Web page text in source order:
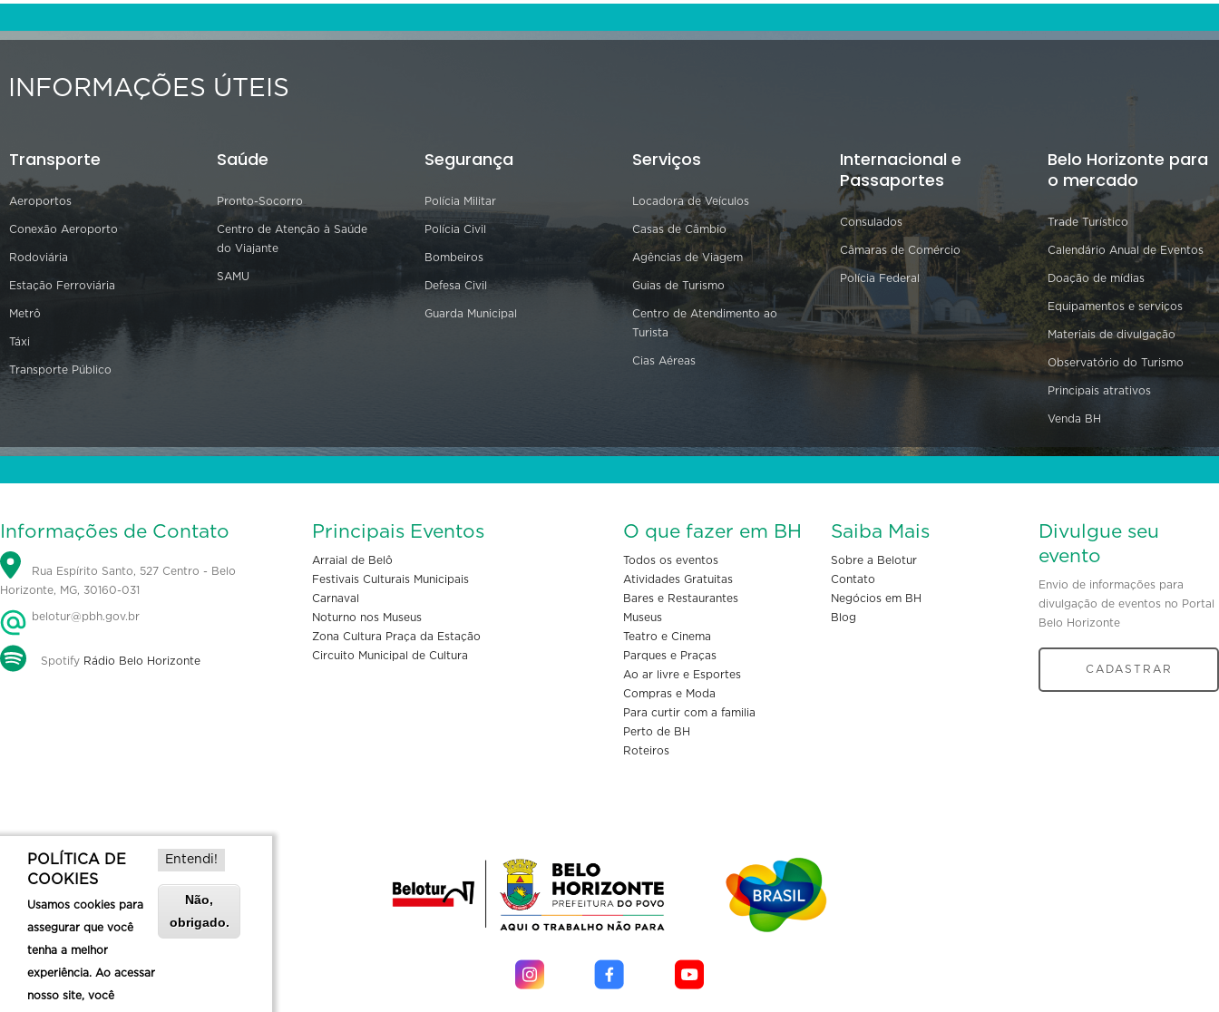
INFORMAÇÕES ÚTEIS
Transporte
Aeroportos
Conexão Aeroporto
Rodoviária
Estação Ferroviária
Metrô
Táxi
Transporte Público
Saúde
Pronto-Socorro
Centro de Atenção à Saúde
do Viajante
SAMU
Segurança
Polícia Militar
Polícia Civil
Bombeiros
Defesa Civil
Guarda Municipal
Serviços
Locadora de Veículos
Casas de Câmbio
Agências de Viagem
Guias de Turismo
Centro de Atendimento ao
Turista
Cias Aéreas
Internacional e
Passaportes
Consulados
Câmaras de Comércio
Polícia Federal
Belo Horizonte para
o mercado
Trade Turístico
Calendário Anual de Eventos
Doação de mídias
Equipamentos e serviços
Materiais de divulgação
Observatório do Turismo
Principais atrativos
Venda BH
Informações de Contato
Rua Espírito Santo, 527 Centro - Belo
Horizonte, MG, 30160-031
belotur@pbh.gov.br
Spotify Rádio Belo Horizonte
Principais Eventos
Arraial de Belô
Festivais Culturais Municipais
Carnaval
Noturno nos Museus
Zona Cultura Praça da Estação
Circuito Municipal de Cultura
O que fazer em BH
Todos os eventos
Atividades Gratuitas
Bares e Restaurantes
Museus
Teatro e Cinema
Parques e Praças
Ao ar livre e Esportes
Compras e Moda
Para curtir com a familia
Perto de BH
Roteiros
Saiba Mais
Sobre a Belotur
Contato
Negócios em BH
Blog
Divulgue seu
evento
Envio de informações para
divulgação de eventos no Portal
Belo Horizonte
CADASTRAR
POLÍTICA DE
COOKIES
Usamos cookies para
assegurar que você
tenha a melhor
experiência. Ao acessar
nosso site, você
Entendi!
Não,
obrigado.